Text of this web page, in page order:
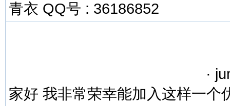
青衣 QQ号 : 36186852
·
家好 我非常荣幸能加入这样一个